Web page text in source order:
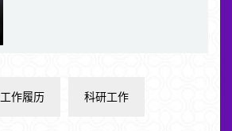
工作履历 科研工作